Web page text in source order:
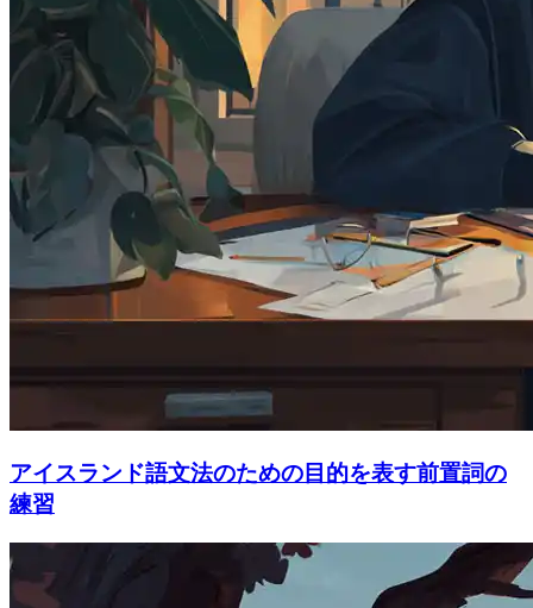
アイスランド語文法のための目的を表す前置詞の
練習